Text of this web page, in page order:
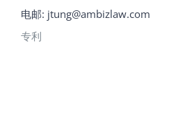
电邮: jtung@ambizlaw.com
专利